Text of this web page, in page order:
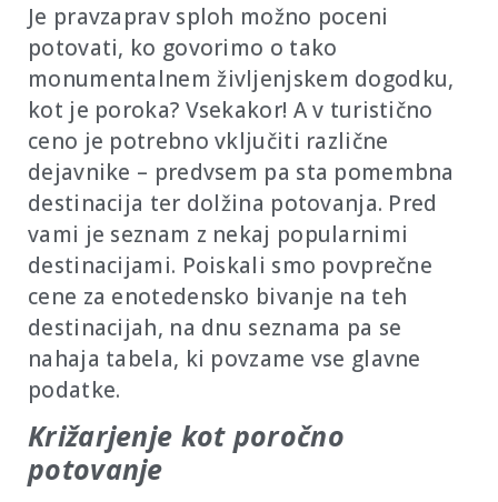
Je pravzaprav sploh možno poceni
potovati, ko govorimo o tako
monumentalnem življenjskem dogodku,
kot je poroka? Vsekakor! A v turistično
ceno je potrebno vključiti različne
dejavnike – predvsem pa sta pomembna
destinacija ter dolžina potovanja. Pred
vami je seznam z nekaj popularnimi
destinacijami. Poiskali smo povprečne
cene za enotedensko bivanje na teh
destinacijah, na dnu seznama pa se
nahaja tabela, ki povzame vse glavne
podatke.
Križarjenje kot poročno
potovanje